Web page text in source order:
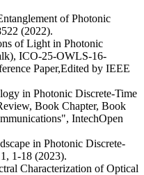
of Photonic
(2022).
of Light in Photonic
ICO-25-OWLS-16-
Paper,Edited by IEEE
in Photonic Discrete-Time
Book Chapter, Book
IntechOpen
in Photonic Discrete-
1-18 (2023).
Characterization of Optical